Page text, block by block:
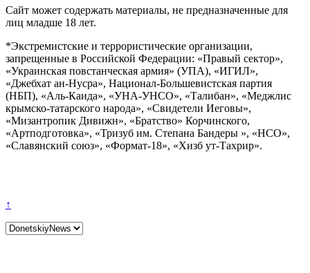
Сайт может содержать материалы, не предназначенные для
лиц младше 18 лет.
*Экстремистские и террористические организации,
запрещенные в Российской Федерации: «Правый сектор»,
«Украинская повстанческая армия» (УПА), «ИГИЛ»,
«Джебхат ан-Нусра», Национал-Большевистская партия
(НБП), «Аль-Каида», «УНА-УНСО», «Талибан», «Меджлис
крымско-татарского народа», «Свидетели Иеговы»,
«Мизантропик Дивижн», «Братство» Корчинского,
«Артподготовка», «Тризуб им. Степана Бандеры », «НСО»,
«Славянский союз», «Формат-18», «Хизб ут-Тахрир».
↑